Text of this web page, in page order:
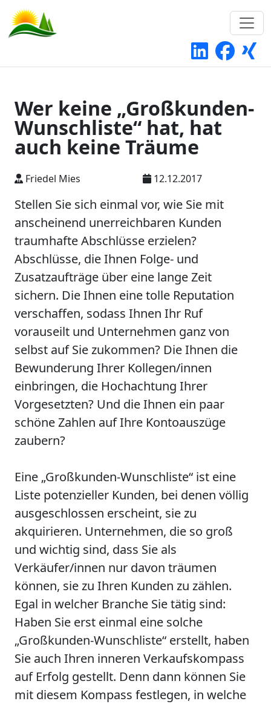
Wer keine „Großkunden-
Wunschliste“ hat, hat
auch keine Träume
Friedel Mies 12.12.2017
Stellen Sie sich einmal vor, wie Sie mit
anscheinend unerreichbaren Kunden
traumhafte Abschlüsse erzielen?
Abschlüsse, die Ihnen Folge- und
Zusatzaufträge über eine lange Zeit
sichern. Die Ihnen eine tolle Reputation
verschaffen, sodass Ihnen Ihr Ruf
vorauseilt und Unternehmen ganz von
selbst auf Sie zukommen? Die Ihnen die
Bewunderung Ihrer Kollegen/innen
einbringen, die Hochachtung Ihrer
Vorgesetzten? Und die Ihnen ein paar
schöne Zahlen auf Ihre Kontoauszüge
zaubern?
Eine „Großkunden-Wunschliste“ ist eine
Liste potenzieller Kunden, bei denen völlig
ausgeschlossen erscheint, sie zu
akquirieren. Unternehmen, die so groß
und wichtig sind, dass Sie als
Verkäufer/innen nur davon träumen
können, sie zu Ihren Kunden zu zählen.
Egal in welcher Branche Sie tätig sind:
Haben Sie erst einmal eine solche
„Großkunden-Wunschliste“ erstellt, haben
Sie auch Ihren inneren Verkaufskompass
auf Erfolg gestellt. Denn dann können Sie
mit diesem Kompass festlegen, in welche